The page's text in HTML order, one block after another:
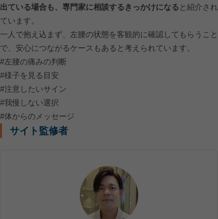
出ている場合も、専門家に相談するきっかけになる と紹介され
ています。
一人で抱え込まず、左腰の状態を客観的に確認してもらうこと
で、安心につながるケースもあると考えられています。
#左腰の痛みの判断
#様子を見る目安
#注意したいサイン
#我慢しない選択
#体からのメッセージ
サイト監修者